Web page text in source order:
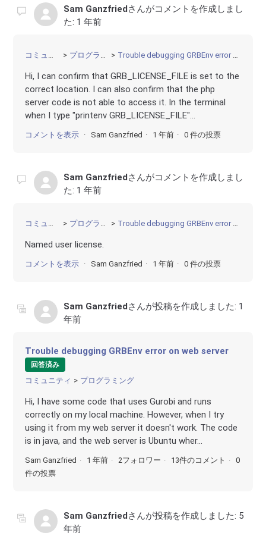
Sam Ganzfriedさんがコメントを作成しまし
た: 1 年前
コミュニティ プログラミング Trouble debugging GRBEnv error on web server
Hi, I can confirm that GRB_LICENSE_FILE is set to the
correct location. I can also confirm that the php
server code is not able to access it. In the terminal
when I type "printenv GRB_LICENSE_FILE"...
コメントを表示 Sam Ganzfried 1 年前 0 件の投票
Sam Ganzfriedさんがコメントを作成しまし
た: 1 年前
コミュニティ プログラミング Trouble debugging GRBEnv error on web server
Named user license.
コメントを表示 Sam Ganzfried 1 年前 0 件の投票
Sam Ganzfriedさんが投稿を作成しました: 1
年前
Trouble debugging GRBEnv error on web server
回答済み
コミュニティ プログラミング
Hi, I have some code that uses Gurobi and runs
correctly on my local machine. However, when I try
using it from my web server it doesn't work. The code
is in java, and the web server is Ubuntu wher...
Sam Ganzfried 1 年前 2フォロワー 13件のコメント
0
件の投票
Sam Ganzfriedさんが投稿を作成しました: 5
年前